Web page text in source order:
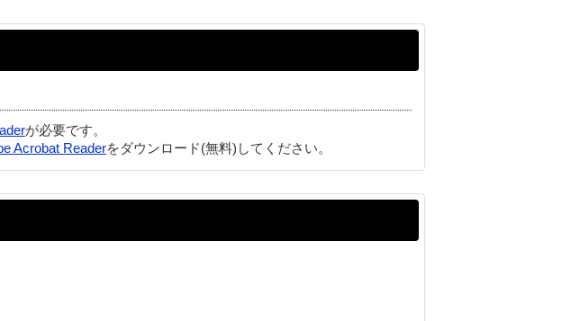
が必要です。
Acrobat Readerをダウンロード(無料)してください。